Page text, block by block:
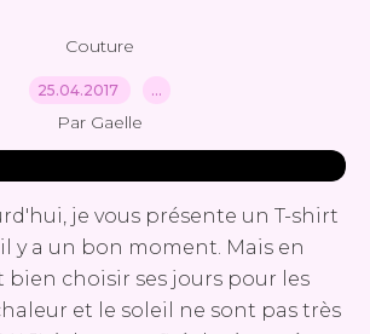
Couture
25.04.2017 …
Par Gaelle
je vous présente un T-shirt
y a un bon moment. Mais en
bien choisir ses jours pour les
et le soleil ne sont pas très